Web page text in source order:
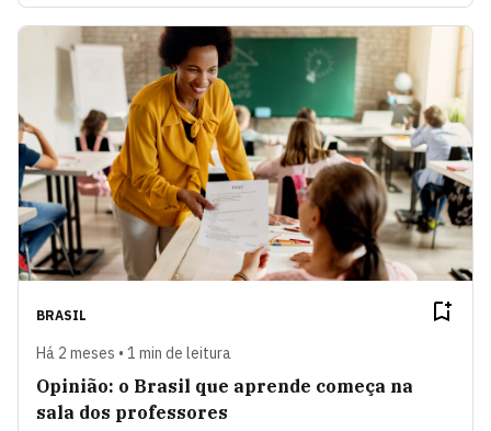
BRASIL
Há 2 meses • 1 min de leitura
Opinião: o Brasil que aprende começa na
sala dos professores